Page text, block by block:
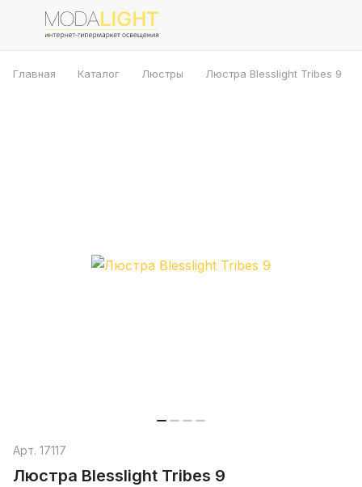
Главная Каталог Люстры Люстра Blesslight Tribes 9
Арт. 17117
Люстра Blesslight Tribes 9